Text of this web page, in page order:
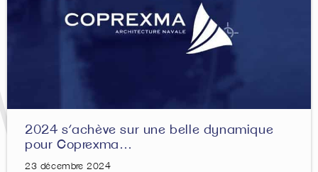
2024 s’achève sur une belle dynamique
pour Coprexma…
23 décembre 2024